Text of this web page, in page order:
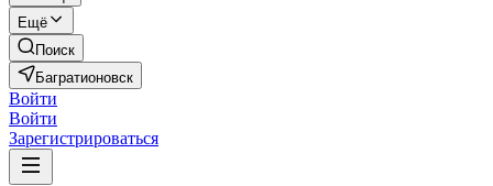
Ещё
Поиск
Багратионовск
Войти
Войти
Зарегистрироваться